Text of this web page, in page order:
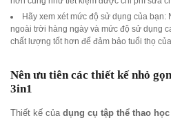
Hãy xem xét mức độ sử dụng của
ngoài trời hàng ngày và mức độ sử dụng
chất lượng tốt hơn để đảm bảo tuổi thọ
Nên ưu tiên các thiết kế nhỏ
3in1
Thiết kế của dụng cụ tập thể thao